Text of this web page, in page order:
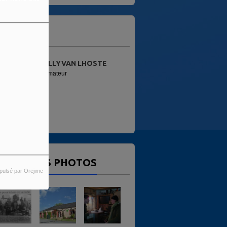
par Orejime
SULLYVAN LHOSTE
Animateur
PHOTOS